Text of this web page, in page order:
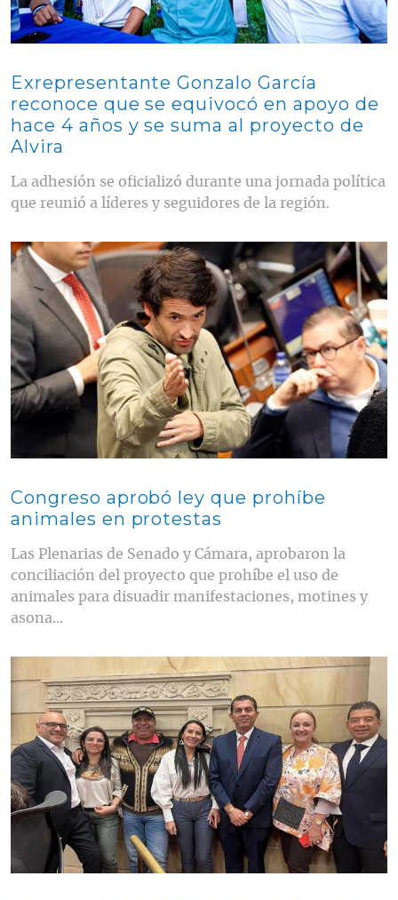
Exrepresentante Gonzalo García
reconoce que se equivocó en apoyo de
hace 4 años y se suma al proyecto de
Alvira
La adhesión se oficializó durante una jornada política
que reunió a líderes y seguidores de la región.
Contenido multimedia principal
Congreso aprobó ley que prohíbe
animales en protestas
Las Plenarias de Senado y Cámara, aprobaron la
conciliación del proyecto que prohíbe el uso de
animales para disuadir manifestaciones, motines y
asona...
Contenido multimedia principal